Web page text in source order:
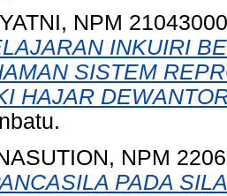
NPM
INKUIRI
SISTEM
HAJAR
NPM
PADA